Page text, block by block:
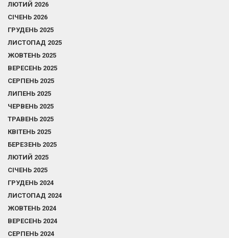
ЛЮТИЙ 2026
СІЧЕНЬ 2026
ГРУДЕНЬ 2025
ЛИСТОПАД 2025
ЖОВТЕНЬ 2025
ВЕРЕСЕНЬ 2025
СЕРПЕНЬ 2025
ЛИПЕНЬ 2025
ЧЕРВЕНЬ 2025
ТРАВЕНЬ 2025
КВІТЕНЬ 2025
БЕРЕЗЕНЬ 2025
ЛЮТИЙ 2025
СІЧЕНЬ 2025
ГРУДЕНЬ 2024
ЛИСТОПАД 2024
ЖОВТЕНЬ 2024
ВЕРЕСЕНЬ 2024
СЕРПЕНЬ 2024